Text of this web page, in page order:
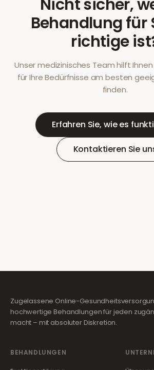
Nicht sicher,
Behandlung für
richtige
Unser medizinisches Team hilft
für Ihre Bedürfnisse am besten
finden.
Erfahren Sie, wie es
Kontaktieren Sie
Zugelassene Online-
hochwertige Behandlungen für jeden
macht – mit absoluter Diskretion.
BEHANDLUNGEN